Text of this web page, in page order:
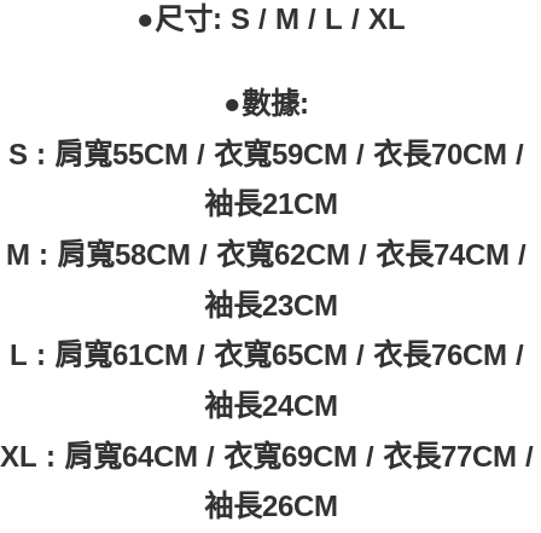
●尺寸: S / M / L / XL
●數據:
S : 肩寬55CM / 衣寬59CM / 衣長70CM /
袖長21CM
M : 肩寬58CM / 衣寬62CM / 衣長74CM /
袖長23CM
L : 肩寬61CM / 衣寬65CM / 衣長76CM /
袖長24CM
XL : 肩寬64CM / 衣寬69CM / 衣長77CM /
袖長26CM